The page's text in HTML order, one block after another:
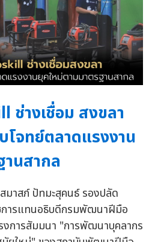
างเชื่อม สงขลา
โจทย์ตลาดแรงงาน
นสากล
าสภ์ ปัทมะสุคนธ์ รองปลัด
การแทนอธิบดีกรมพัฒนาฝีมือ
งการสัมมนา "การพัฒนาบุคลากร